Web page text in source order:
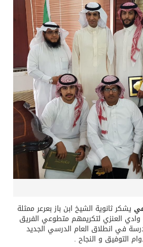
يشكر ثانوية الشيخ ابن باز بعرعر ممثلة
وادي العنزي لتكريمهم متطوعي الفريق
في انطلاق العام الدرسي الجديد